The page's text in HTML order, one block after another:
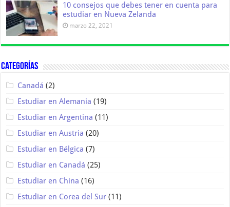
10 consejos que debes tener en cuenta para
estudiar en Nueva Zelanda
marzo 22, 2021
Categorías
Canadá (2)
Estudiar en Alemania (19)
Estudiar en Argentina (11)
Estudiar en Austria (20)
Estudiar en Bélgica (7)
Estudiar en Canadá (25)
Estudiar en China (16)
Estudiar en Corea del Sur (11)